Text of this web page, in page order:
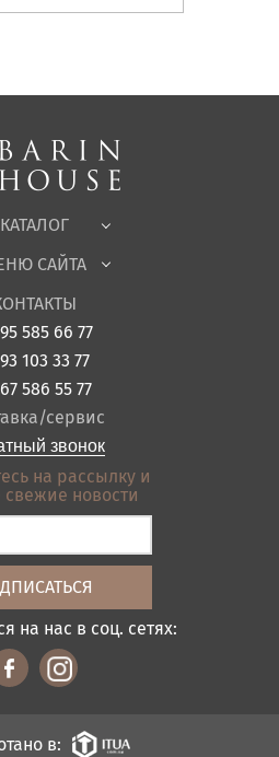
КАТАЛОГ
Кровати
мебель
мебель
мебель
САЙТА
и доставка
сайта
покупки
585 66 77
103 33 77
586 55 77
сервис
звонок
на рассылку и
свежие новости
на нас в соц. сетях:
в: